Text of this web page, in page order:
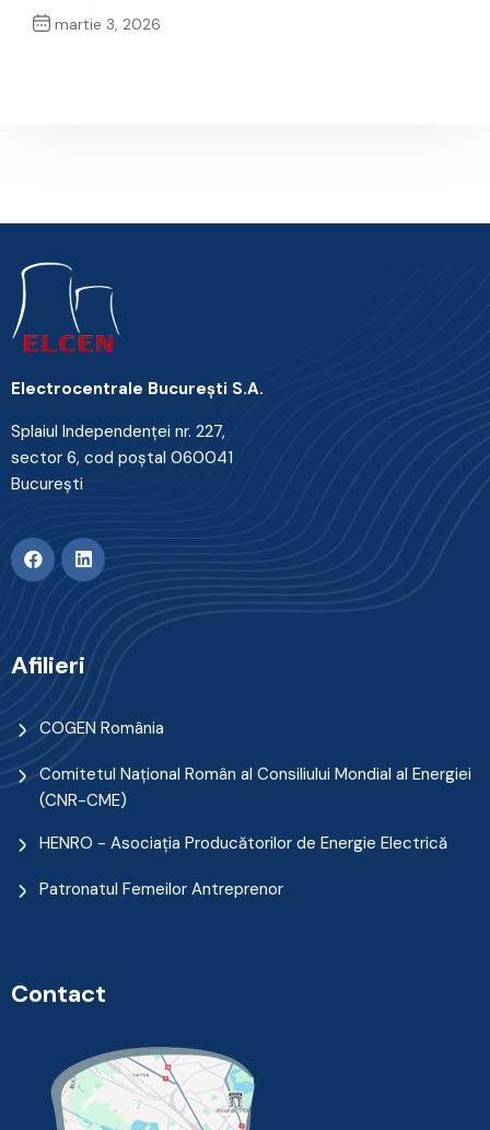
martie 3, 2026
Electrocentrale Bucureşti S.A.
Splaiul Independenţei nr. 227,
sector 6, cod poştal 060041
Bucureşti
Afilieri
COGEN România
Comitetul Naţional Român al Consiliului Mondial al Energiei
(CNR-CME)
HENRO - Asociația Producătorilor de Energie Electrică
Patronatul Femeilor Antreprenor
Contact